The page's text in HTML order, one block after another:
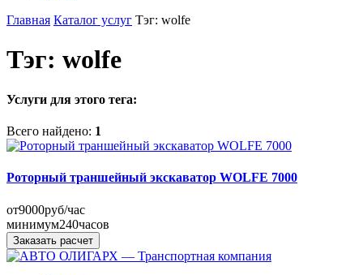
Главная Каталог услуг Тэг: wolfe
Тэг: wolfe
Услуги для этого тега:
Всего найдено: 1
Роторный траншейный экскаватор WOLFE 7000
от9000руб/час
минимум240часов
Заказать расчет